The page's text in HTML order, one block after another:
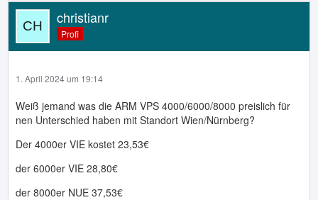
christianr
Profi
1. April 2024 um 19:14
Weiß jemand was die ARM VPS 4000/6000/8000 preislich für
nen Unterschied haben mit Standort Wien/Nürnberg?
Der 4000er VIE kostet 23,53€
der 6000er VIE 28,80€
der 8000er NUE 37,53€